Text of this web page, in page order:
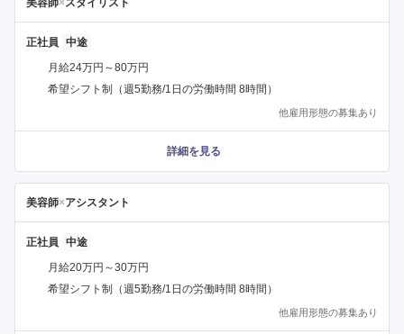
美容師×スタイリスト
正社員
月給24万円～80万円
希望シフト制（週5勤務/1日の労働時間 8時間）
他雇用形態の募集あり
詳細を見る
美容師×アシスタント
正社員
月給20万円～30万円
希望シフト制（週5勤務/1日の労働時間 8時間）
他雇用形態の募集あり